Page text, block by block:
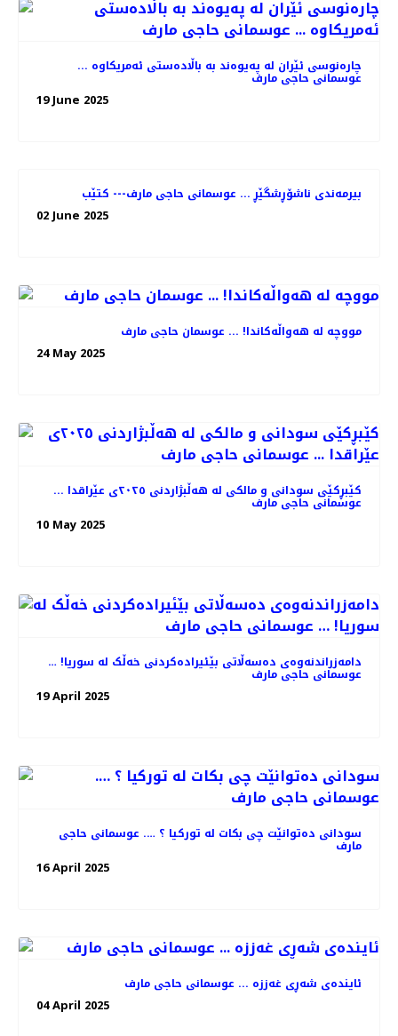
چارەنوسی ئێران لە پەیوەند بە باڵادەستی ئەمریکاوە ...
عوسمانی حاجی مارف
19 June 2025
بیرمەندی ناشۆڕشگێڕ ... عوسمانی حاجی مارف--- کتێب
02 June 2025
مووچە لە هەواڵەکاندا! ... عوسمان حاجی مارف
24 May 2025
کێبڕکێی سودانی و مالکی لە هەڵبژاردنی ٢٠٢٥ی عێراقدا ...
عوسمانی حاجی مارف
10 May 2025
دامەزراندنەوەی دەسەڵاتی بێئیرادەکردنی خەڵک لە سوریا! …
عوسمانی حاجی مارف
19 April 2025
سودانی دەتوانێت چی بکات لە تورکیا ؟ …. عوسمانی حاجی
مارف
16 April 2025
ئایندەی شەڕی غەززە ... عوسمانی حاجی مارف
04 April 2025